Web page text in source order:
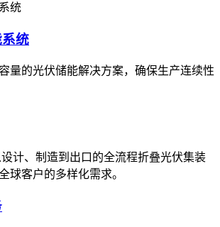
统
量的光伏储能解决方案，确保生产连续性
计、制造到出口的全流程折叠光伏集装
球客户的多样化需求。